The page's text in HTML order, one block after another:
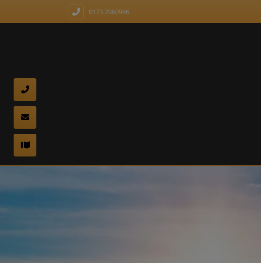
0173 2060986